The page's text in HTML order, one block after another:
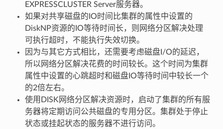
EXPRESSCLUSTER Server服务器。
如果对共享磁盘的IO时间比集群的属性中设置的
DiskNP资源的IO等待时间长，则网络分区解决处理
可执行超时，不能执行失效切换。
因为与其它方式相比，还需要考虑磁盘I/O的延迟，
所以网络分区解决花费的时间较长。这个时间为集群
属性中设置的心跳超时和磁盘IO等待时间中较长一个
的2倍左右。
使用DISK网络分区解决资源时，启动了集群的所有服
务器将定期访问公共磁盘的专用分区。集群处于停止
状态或挂起状态的服务器不进行访问。